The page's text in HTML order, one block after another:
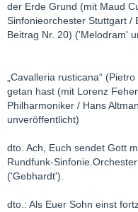
der Erde Grund (mit Maud
Sinfonieorchester Stuttgart /
Beitrag Nr. 20) ('Melodram'
„Cavalleria rusticana“
getan hast (mit Lorenz
Philharmoniker / Hans
unveröffentlicht)
dto. Ach, Euch sendet Gott
Rundfunk-
('Gebhardt').
dto.: Als Euer Sohn einst